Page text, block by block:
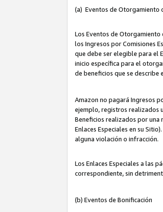
(a) Eventos de Otorgamiento
Los Eventos de Otorgamiento
los Ingresos por Comisiones
que debe ser elegible para el
inicio específica para el
de beneficios que se describe
Amazon no pagará Ingresos
ejemplo, registros realizados
Beneficios realizados por una
Enlaces Especiales en su
alguna violación o infracción.
Los Enlaces Especiales a las
correspondiente, sin
(b) Eventos de Bonificación